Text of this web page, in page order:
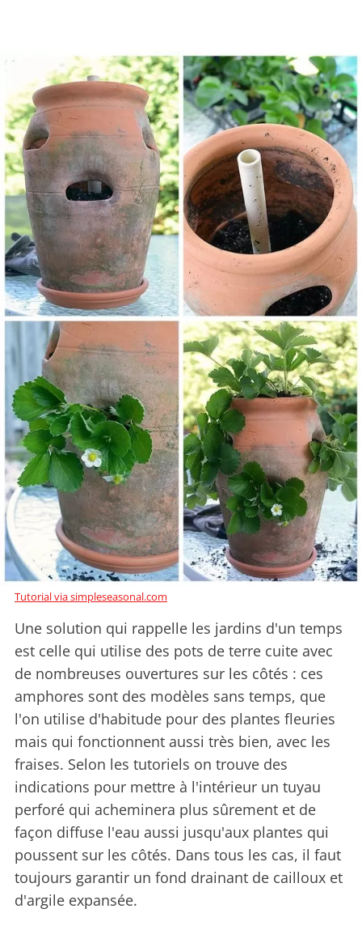
Tutorial via simpleseasonal.com
Une solution qui rappelle les jardins d'un temps
est celle qui utilise des pots de terre cuite avec
de nombreuses ouvertures sur les côtés : ces
amphores sont des modèles sans temps, que
l'on utilise d'habitude pour des plantes fleuries
mais qui fonctionnent aussi très bien, avec les
fraises. Selon les tutoriels on trouve des
indications pour mettre à l'intérieur un tuyau
perforé qui acheminera plus sûrement et de
façon diffuse l'eau aussi jusqu'aux plantes qui
poussent sur les côtés. Dans tous les cas, il faut
toujours garantir un fond drainant de cailloux et
d'argile expansée.